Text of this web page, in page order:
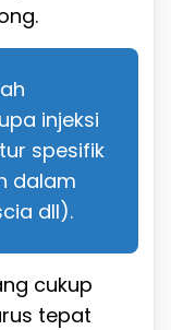
injeksi
spesifik
dalam
dll).
cukup
tepat